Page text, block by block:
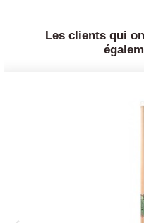
Les clients qui